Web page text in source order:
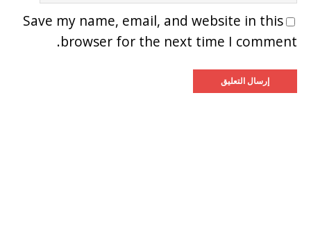
Save my name, email, and website in this
browser for the next time I comment.